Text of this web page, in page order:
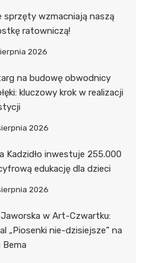
sprzęty wzmacniają naszą
ratowniczą!
2026
na budowę obwodnicy
kluczowy krok w realizacji
2026
Kadzidło inwestuje 255.000
edukację dla dzieci
2026
w Art-Czwartku:
„Piosenki nie-dzisiejsze” na
Bema